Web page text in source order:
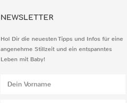
NEWSLETTER
Hol Dir die neuesten Tipps und Infos für eine
angenehme Stillzeit und ein entspanntes
Leben mit Baby!